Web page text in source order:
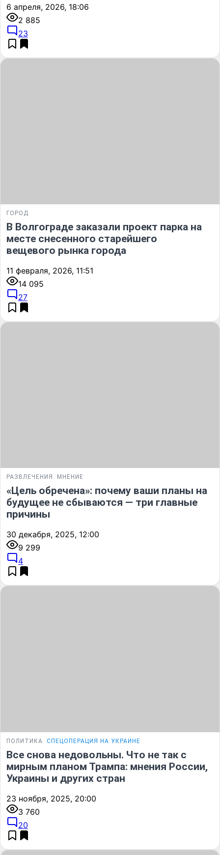
6 апреля, 2026, 18:06
2 885
23
ГОРОД
В Волгограде заказали проект парка на
месте снесенного старейшего
вещевого рынка города
11 февраля, 2026, 11:51
14 095
27
РАЗВЛЕЧЕНИЯ МНЕНИЕ
«Цель обречена»: почему ваши планы на
будущее не сбываются — три главные
причины
30 декабря, 2025, 12:00
9 299
4
ПОЛИТИКА СПЕЦОПЕРАЦИЯ НА УКРАИНЕ
Все снова недовольны. Что не так с
мирным планом Трампа: мнения России,
Украины и других стран
23 ноября, 2025, 20:00
3 760
20